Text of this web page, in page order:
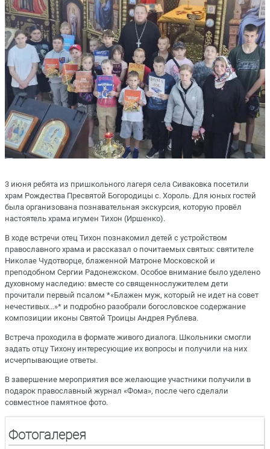
3 июня ребята из пришкольного лагеря села Сиваковка посетили
храм Рождества Пресвятой Богородицы с. Хороль. Для юных гостей
была организована познавательная экскурсия, которую провёл
настоятель храма игумен Тихон (Иршенко).
В ходе встречи отец Тихон познакомил детей с устройством
православного храма и рассказал о почитаемых святых: святителе
Николае Чудотворце, блаженной Матроне Московской и
преподобном Сергии Радонежском. Особое внимание было уделено
духовному наследию: вместе со священнослужителем дети
прочитали первый псалом *«Блажен муж, который не идет на совет
нечестивых...»* и подробно разобрали богословское содержание
композиции иконы Святой Троицы Андрея Рублева.
Встреча проходила в формате живого диалога. Школьники смогли
задать отцу Тихону интересующие их вопросы и получили на них
исчерпывающие ответы.
В завершение мероприятия все желающие участники получили в
подарок православный журнал «Фома», после чего сделали
совместное памятное фото.
Фотогалерея